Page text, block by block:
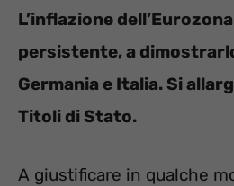
L’inflazione
persistente, a
Germania e Italia. Si
Titoli di Stato.
A giustificare in qualche